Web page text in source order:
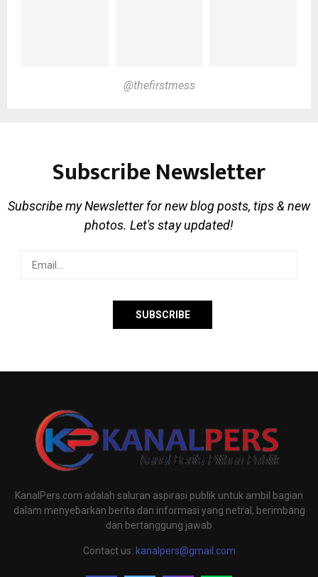
@thefirstmess
Subscribe Newsletter
Subscribe my Newsletter for new blog posts, tips & new
photos. Let's stay updated!
KanalPers.com adalah saluran aspirasi publik untuk ambil bagian
dalam menyebarkan berita dan informasi yang netral, berimbang
dan bertanggung jawab
Contact us: kanalpers@gmail.com